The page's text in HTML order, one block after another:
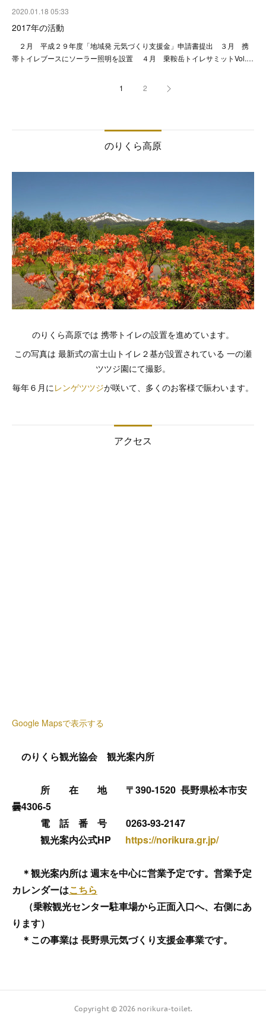
2020.01.18 05:33
2017年の活動
２月 平成２９年度「地域発 元気づくり支援金」申請書提出 ３月 携
帯トイレブースにソーラー照明を設置 ４月 乗鞍岳トイレサミットVol.…
1 2
のりくら高原
のりくら高原では 携帯トイレの設置を進めています。
この写真は 最新式の富士山トイレ２基が設置されている 一の瀬
ツツジ園にて撮影。
毎年６月に レンゲツツジが咲いて、多くのお客様で賑わいます。
アクセス
Google Mapsで表示する
のりくら観光協会 観光案内所
所 在 地 〒390-1520 長野県松本市安
曇4306-5
電 話 番 号 0263-93-2147
観光案内公式HP https://norikura.gr.jp/
＊観光案内所は 週末を中心に営業予定です。営業予定
カレンダーはこちら
（乗鞍観光センター駐車場から正面入口へ、右側にあ
ります）
＊この事業は 長野県元気づくり支援金事業です。
Copyright © 2026 norikura-toilet.